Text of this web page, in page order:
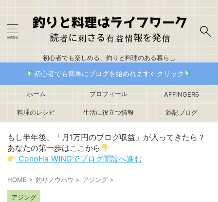
初心者でも楽しめる、釣りと料理のある暮らし
初心者でも簡単にブログを始めれます←クリック
ホーム プロフィール AFFINGER6
料理のレシピ 生活に役立つ情報 雑記ブログ
もし半年後、「月1万円のブログ収益」が入ってきたら？
あなたの第一歩はここから
ConoHa WINGでブログ開設へ進む
HOME > 釣りノウハウ > アジング >
アジング